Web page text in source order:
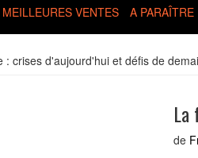
MEILLEURES VENTES A PARAÎTRE
: crises d'aujourd'hui et défis de
La
de